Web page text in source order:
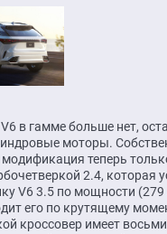
в гамме больше нет,
моторы.
теперь
2.4, которая
V6 3.5 по мощности (279
его по крутящему
кроссовер имеет